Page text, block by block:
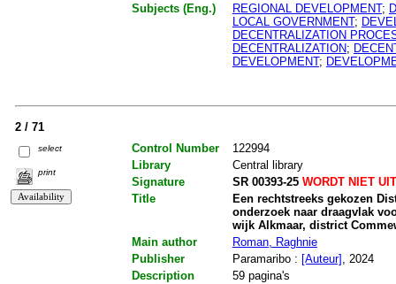
Subjects (Eng.)
REGIONAL DEVELOPMENT;
LOCAL GOVERNMENT;
DECENTRALIZATION
DECENTRALIZATION;
DEVELOPMENT;
2 / 71
select
print
Control Number
122994
Library
Central library
Signature
SR 00393-25WORDT NIET
Title
Een rechtstreeks gekozen
onderzoek naar draagvlak
wijk Alkmaar, district
Main author
Roman, Raghnie
Publisher
Paramaribo : [Auteur] , 2024
Description
59 pagina's